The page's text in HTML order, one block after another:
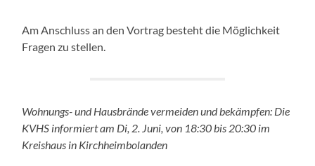
Am Anschluss an den Vortrag besteht die Möglichkeit
Fragen zu stellen.
Wohnungs- und Hausbrände vermeiden und bekämpfen: Die
KVHS informiert am Di, 2. Juni, von 18:30 bis 20:30 im
Kreishaus in Kirchheimbolanden